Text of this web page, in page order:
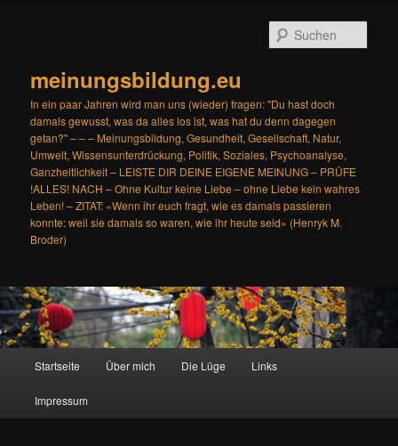
meinungsbildung.eu
In ein paar Jahren wird man uns (wieder) fragen: "Du hast doch
damals gewusst, was da alles los ist, was hat du denn dagegen
getan?" – – – Meinungsbildung, Gesundheit, Gesellschaft, Natur,
Umwelt, Wissensunterdrückung, Politik, Soziales, Psychoanalyse,
Ganzheitlichkeit – LEISTE DIR DEINE EIGENE MEINUNG – PRÜFE
!ALLES! NACH – Ohne Kultur keine Liebe – ohne Liebe kein wahres
Leben! – ZITAT: «Wenn ihr euch fragt, wie es damals passieren
konnte: weil sie damals so waren, wie ihr heute seid» (Henryk M.
Broder)
Startseite Über mich Die Lüge Links
Impressum